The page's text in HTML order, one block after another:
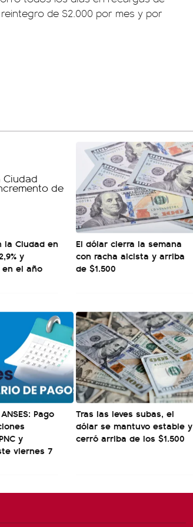
de $2.000 por mes y por
la Ciudad en
y
en el año
El dólar cierra la semana
con racha alcista y arriba
de $1.500
Pago
y
viernes 7
Tras las leves subas, el
dólar se mantuvo estable y
cerró arriba de los $1.500